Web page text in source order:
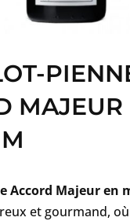
MAJEUR
Accord Majeur en
et gourmand,